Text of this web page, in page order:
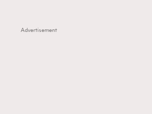
Advertisement